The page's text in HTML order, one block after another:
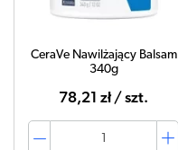
CeraVe Nawilżający Balsam
340g
78,21 zł / szt.